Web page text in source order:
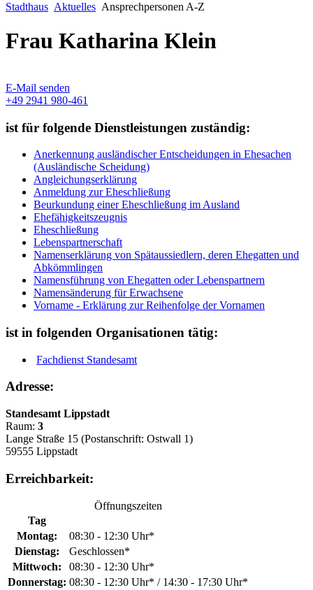
Stadthaus Aktuelles Ansprechpersonen A-Z
Frau Katharina Klein
E-Mail senden
+49 2941 980-461
ist für folgende Dienstleistungen zuständig:
Anerkennung ausländischer Entscheidungen in Ehesachen
(Ausländische Scheidung)
Angleichungserklärung
Anmeldung zur Eheschließung
Beurkundung einer Eheschließung im Ausland
Ehefähigkeitszeugnis
Eheschließung
Lebenspartnerschaft
Namenserklärung von Spätaussiedlern, deren Ehegatten und
Abkömmlingen
Namensführung von Ehegatten oder Lebenspartnern
Namensänderung für Erwachsene
Vorname - Erklärung zur Reihenfolge der Vornamen
ist in folgenden Organisationen tätig:
Fachdienst Standesamt
Adresse:
Standesamt Lippstadt
Raum: 3
Lange Straße 15 (Postanschrift: Ostwall 1)
59555 Lippstadt
Erreichbarkeit:
Öffnungszeiten
Tag
Montag:
08:30 - 12:30 Uhr*
Dienstag:
Geschlossen*
Mittwoch:
08:30 - 12:30 Uhr*
Donnerstag: 08:30 - 12:30 Uhr* / 14:30 - 17:30 Uhr*